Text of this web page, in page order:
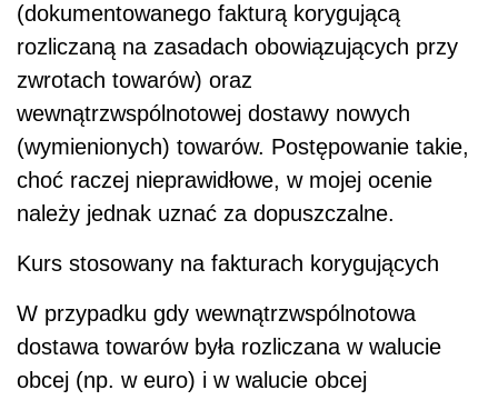
(dokumentowanego fakturą korygującą
rozliczaną na zasadach obowiązujących przy
zwrotach towarów) oraz
wewnątrzwspólnotowej dostawy nowych
(wymienionych) towarów. Postępowanie takie,
choć raczej nieprawidłowe, w mojej ocenie
należy jednak uznać za dopuszczalne.
Kurs stosowany na fakturach korygujących
W przypadku gdy wewnątrzwspólnotowa
dostawa towarów była rozliczana w walucie
obcej (np. w euro) i w walucie obcej